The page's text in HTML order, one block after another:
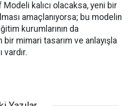
Modeli kalıcı olacaksa, yeni bir
amaçlanıyorsa; bu modelin
kurumlarının da
mimari tasarım ve anlayışla
vardır.